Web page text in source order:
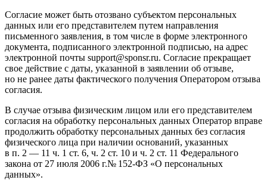
Согласие может быть отозвано субъектом персональных
данных или его представителем путем направления
письменного заявления, в том числе в форме электронного
документа, подписанного электронной подписью, на адрес
электронной почты support@sponsr.ru. Согласие прекращает
свое действие с даты, указанной в заявлении об отзыве,
но не ранее даты фактического получения Оператором отзыва
согласия.
В случае отзыва физическим лицом или его представителем
согласия на обработку персональных данных Оператор вправе
продолжить обработку персональных данных без согласия
физического лица при наличии оснований, указанных
в п. 2 — 11 ч. 1 ст. 6, ч. 2 ст. 10 и ч. 2 ст. 11 Федерального
закона от 27 июля 2006 г.№ 152-ФЗ «О персональных
данных».